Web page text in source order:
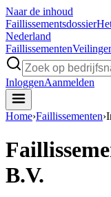
Naar de inhoud
Faillissementsdossier
Nederland
Faillissementen
InloggenAanmelden
Home›Faillissementen›
B.V.